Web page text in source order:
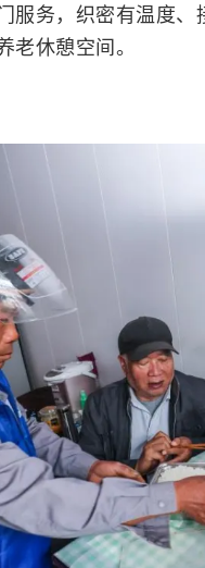
服务，织密有温度
老休憩空间。